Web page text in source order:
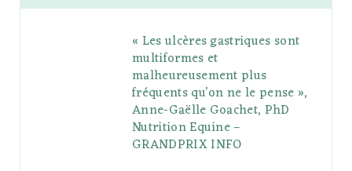
b
t
l
e
P
l
s
a
g
r
a
m
e
r
e
s
o
l
r
« Les ulcères gastriques sont
multiformes et
malheureusement plus
fréquents qu’on ne le pense »,
Anne-Gaëlle Goachet, PhD
Nutrition Equine –
GRANDPRIX INFO